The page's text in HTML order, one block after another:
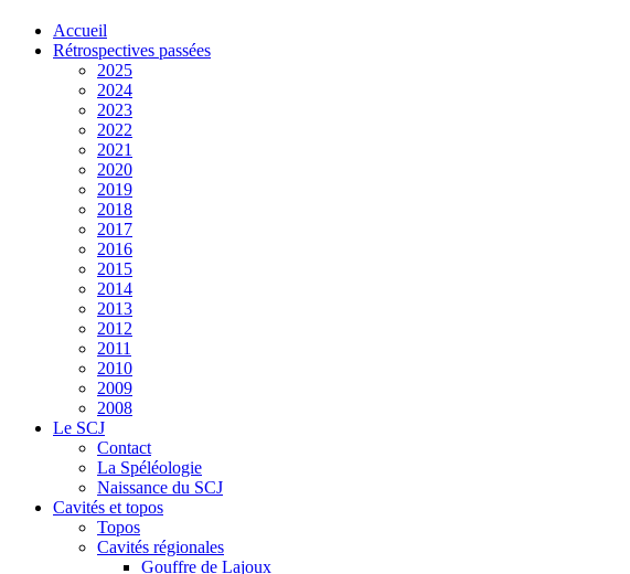
Accueil
Rétrospectives passées
2025
2024
2023
2022
2021
2020
2019
2018
2017
2016
2015
2014
2013
2012
2011
2010
2009
2008
Le SCJ
Contact
La Spéléologie
Naissance du SCJ
Cavités et topos
Topos
Cavités régionales
Gouffre de Lajoux